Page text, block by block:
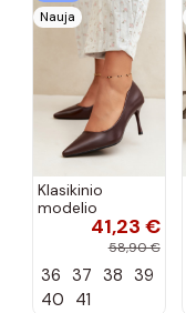
Nauja
Klasikinio
modelio
aukštakulniai
šokolado
spalvos Nesha
41,23 €
58,90 €
36 37 38 39
40 41